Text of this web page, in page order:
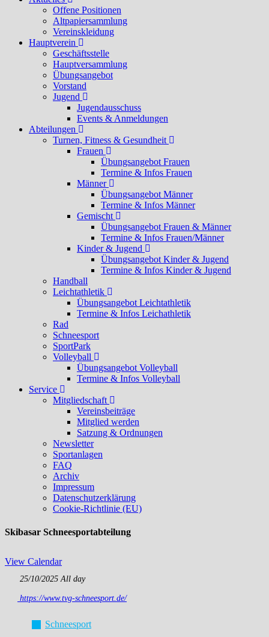
Offene Positionen
Altpapiersammlung
Vereinskleidung
Hauptverein
Geschäftsstelle
Hauptversammlung
Übungsangebot
Vorstand
Jugend
Jugendausschuss
Events & Anmeldungen
Abteilungen
Turnen, Fitness & Gesundheit
Frauen
Übungsangebot Frauen
Termine & Infos Frauen
Männer
Übungsangebot Männer
Termine & Infos Männer
Gemischt
Übungsangebot Frauen & Männer
Termine & Infos Frauen/Männer
Kinder & Jugend
Übungsangebot Kinder & Jugend
Termine & Infos Kinder & Jugend
Handball
Leichtathletik
Übungsangebot Leichtathletik
Termine & Infos Leichathletik
Rad
Schneesport
SportPark
Volleyball
Übungsangebot Volleyball
Termine & Infos Volleyball
Service
Mitgliedschaft
Vereinsbeiträge
Mitglied werden
Satzung & Ordnungen
Newsletter
Sportanlagen
FAQ
Archiv
Impressum
Datenschutzerklärung
Cookie-Richtlinie (EU)
Skibasar Schneesportabteilung
View Calendar
25/10/2025 All day
https://www.tvg-schneesport.de/
Schneesport